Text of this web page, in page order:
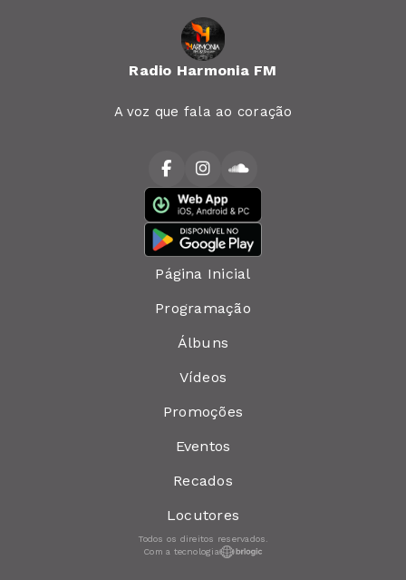
Radio Harmonia FM
A voz que fala ao coração
Página Inicial
Programação
Álbuns
Vídeos
Promoções
Eventos
Recados
Locutores
Todos os direitos reservados.
Com a tecnologia